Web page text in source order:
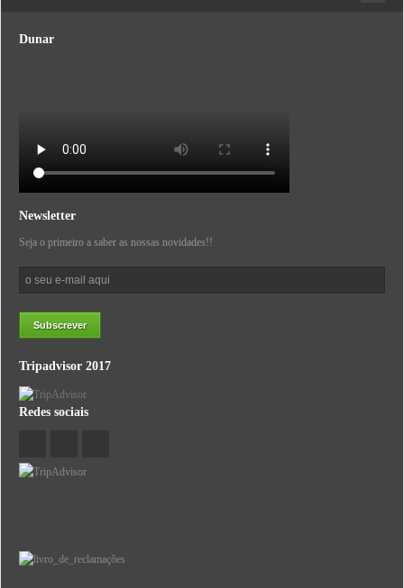
Dunar
Newsletter
Seja o primeiro a saber as nossas novidades!!
Tripadvisor 2017
Redes sociais